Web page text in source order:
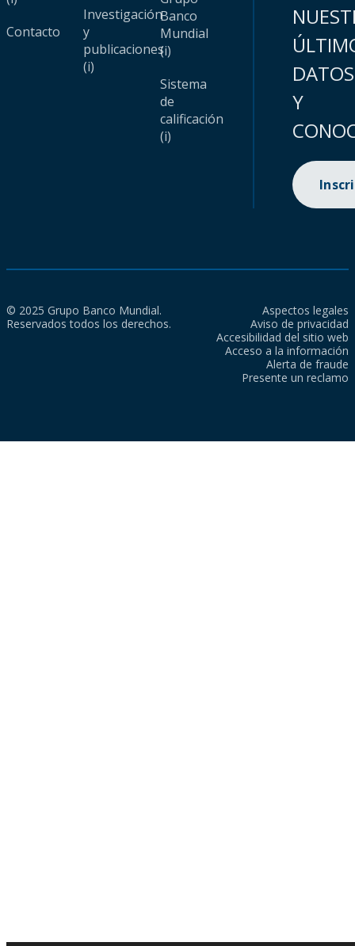
Contacto
Investigación
y
publicaciones
(i)
Banco
Mundial
(i)
Sistema
de
calificación
(i)
DATOS
Y
© 2025 Grupo Banco Mundial.
Reservados todos los derechos.
Aspectos legales
Aviso de privacidad
Accesibilidad del sitio web
Acceso a la información
Alerta de fraude
Presente un reclamo